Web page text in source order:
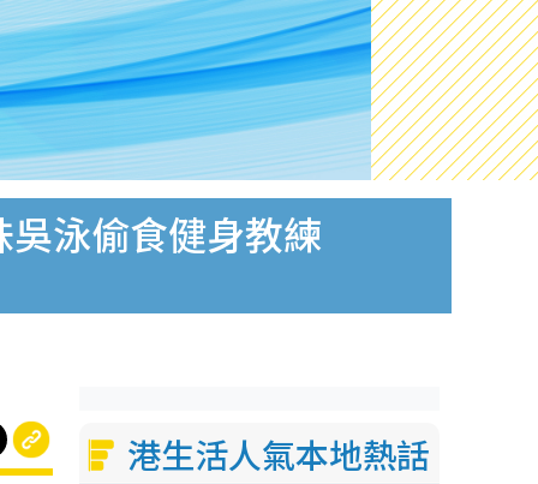
泳偷食健身教練
港生活人氣本地熱話